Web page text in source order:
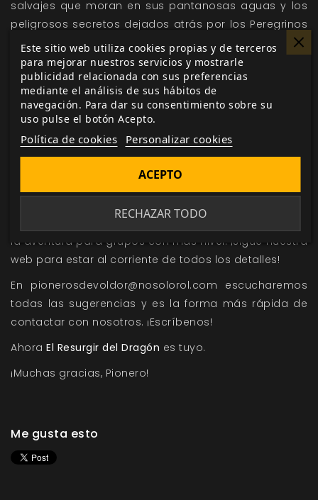
salvajes que moran en sus pantanosas aguas y los
peligrosos secretos dejados atrás por los Peregrinos
hacen que la mayoría de los prospectores no salgan
con vida."
El día 11 de mayo liberaremos esta aventura en la web
dePioneros de Voldor y podrás acceder a ella desde
tu perfil de usuario. También encontrarás el formulario
de respuestas para que tu grupo deje su huella en el
mundo deEl Resurgir del Dragón.
la aventura para grupos con más nivel. ¡Sigue nuestra
web para estar al corriente de todos los detalles!
En pionerosdevoldor@nosolorol.com escucharemos
todas las sugerencias y es la forma más rápida de
contactar con nosotros. ¡Escríbenos!
Ahora El Resurgir del Dragón es tuyo.
¡Muchas gracias, Pionero!
Me gusta esto
Este sitio web utiliza cookies propias y de terceros
para mejorar nuestros servicios y mostrarle
publicidad relacionada con sus preferencias
mediante el análisis de sus hábitos de
navegación. Para dar su consentimiento sobre su
uso pulse el botón Acepto.
Política de cookies Personalizar cookies
RECHAZAR TODO
ACEPTO